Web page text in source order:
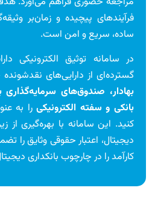
فرآیندهای پیچیده و زمان‌بر
ساده، سریع و امن است.
در سامانه توثیق الکترونیکی
گسترده‌ای از دارایی‌های
بهادار، صندوق‌های
بانکی و سفته الکترونیکیرا به
کنید. این سامانه با بهره‌گیری
دیجیتال، اعتبار حقوقی وثایق را
کارآمد را در چارچوب بانکداری